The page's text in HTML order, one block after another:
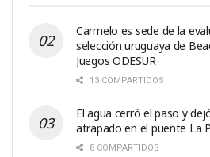
Carmelo es sede de la
selección uruguaya de
Juegos ODESUR
13 COMPARTIDOS
El agua cerró el paso y
atrapado en el puente La
8 COMPARTIDOS